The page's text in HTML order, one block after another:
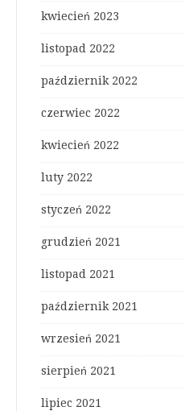
kwiecień 2023
listopad 2022
październik 2022
czerwiec 2022
kwiecień 2022
luty 2022
styczeń 2022
grudzień 2021
listopad 2021
październik 2021
wrzesień 2021
sierpień 2021
lipiec 2021